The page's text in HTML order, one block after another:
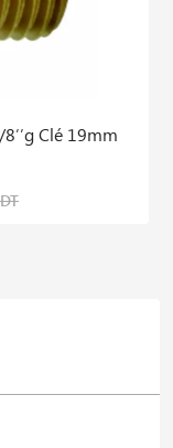
Clé 19mm